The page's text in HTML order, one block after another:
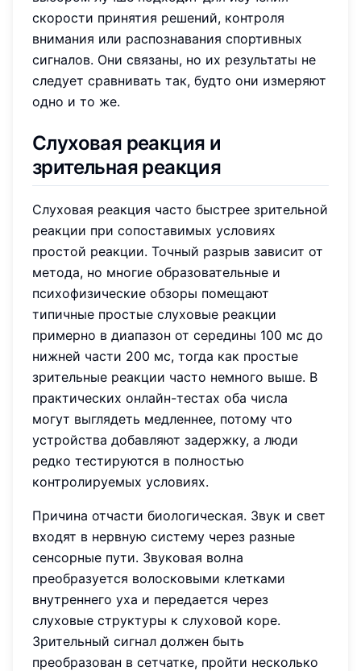
скорости принятия решений, контроля
внимания или распознавания спортивных
сигналов. Они связаны, но их результаты не
следует сравнивать так, будто они измеряют
одно и то же.
Слуховая реакция и
зрительная реакция
Слуховая реакция часто быстрее зрительной
реакции при сопоставимых условиях
простой реакции. Точный разрыв зависит от
метода, но многие образовательные и
психофизические обзоры помещают
типичные простые слуховые реакции
примерно в диапазон от середины 100 мс до
нижней части 200 мс, тогда как простые
зрительные реакции часто немного выше. В
практических онлайн-тестах оба числа
могут выглядеть медленнее, потому что
устройства добавляют задержку, а люди
редко тестируются в полностью
контролируемых условиях.
Причина отчасти биологическая. Звук и свет
входят в нервную систему через разные
сенсорные пути. Звуковая волна
преобразуется волосковыми клетками
внутреннего уха и передается через
слуховые структуры к слуховой коре.
Зрительный сигнал должен быть
преобразован в сетчатке, пройти несколько